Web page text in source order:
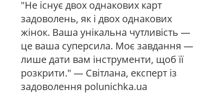
"Не існує двох однакових карт
задоволень, як і двох однакових
жінок. Ваша унікальна чутливість —
це ваша суперсила. Моє завдання —
лише дати вам інструменти, щоб її
розкрити." — Світлана, експерт із
задоволення polunichka.ua